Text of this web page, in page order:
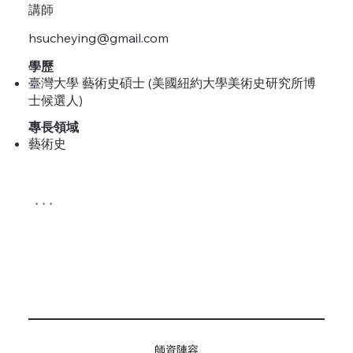
講師
hsucheying@gmail.com
學歷
臺灣大學 藝術史碩士 (美國紐約大學美術史研究所博
士候選人)
專長領域
藝術史
* * *